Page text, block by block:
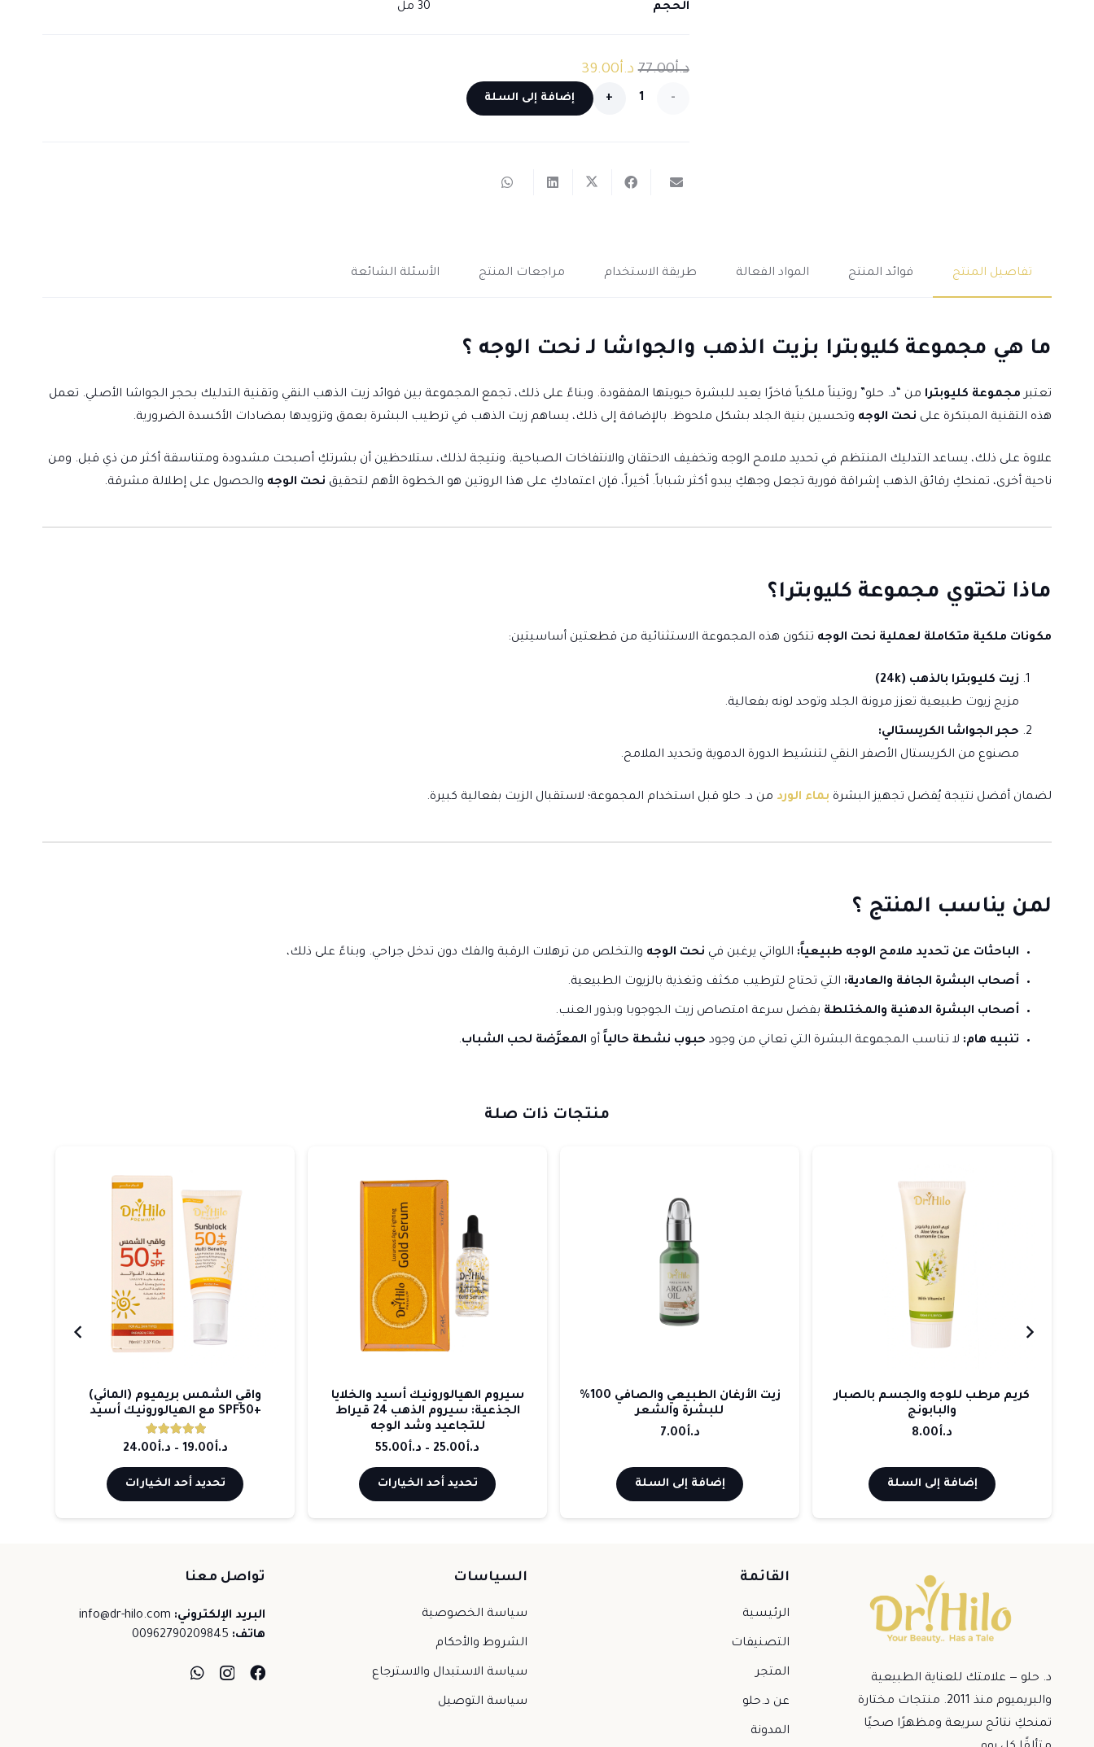
الحجم 30 مل
د.أ77.00 السعر
الأصلي
د.أ39.00
الحالي
هو:
كمية إضافة إلى السلة
تفاصيل المنتج فوائد المنتج المواد الفعالة طريقة الاستخدام مراجعات المنتج الأسئلة الشائعة
ما هي مجموعة كليوبترا بزيت الذهب والجواشا لـ نحت الوجه ؟
تعتبر مجموعة كليوبترا من “د. حلو” روتيناً ملكياً فاخرًا يعيد للبشرة حيويتها المفقودة. وبناءً على ذلك، تجمع المجموعة بين فوائد زيت الذهب النقي وتقنية التدليك بحجر الجواشا الأصلي. تعمل
هذه التقنية المبتكرة على نحت الوجه وتحسين بنية الجلد بشكل ملحوظ. بالإضافة إلى ذلك، يساهم زيت الذهب في ترطيب البشرة بعمق وتزويدها بمضادات الأكسدة الضرورية.
علاوة على ذلك، يساعد التدليك المنتظم في تحديد ملامح الوجه وتخفيف الاحتقان والانتفاخات الصباحية. ونتيجة لذلك، ستلاحظين أن بشرتكِ أصبحت مشدودة ومتناسقة أكثر من ذي قبل. ومن
ناحية أخرى، تمنحكِ رقائق الذهب إشراقة فورية تجعل وجهكِ يبدو أكثر شباباً. أخيراً، فإن اعتمادكِ على هذا الروتين هو الخطوة الأهم لتحقيق نحت الوجه والحصول على إطلالة مشرقة.
ماذا تحتوي مجموعة كليوبترا؟
مكونات ملكية متكاملة لعملية نحت الوجه تتكون هذه المجموعة الاستثنائية من قطعتين أساسيتين:
زيت كليوبترا بالذهب (24k)
مزيج زيوت طبيعية تعزز مرونة الجلد وتوحد لونه بفعالية.
حجر الجواشا الكريستالي:
مصنوع من الكريستال الأصفر النقي لتنشيط الدورة الدموية وتحديد الملامح.
لضمان أفضل نتيجة يُفضل تجهيز البشرة بماء الورد من د. حلو قبل استخدام المجموعة؛ لاستقبال الزيت بفعالية كبيرة.
لمن يناسب المنتج ؟
الباحثات عن تحديد ملامح الوجه طبيعياً: اللواتي يرغبن في نحت الوجه والتخلص من ترهلات الرقبة والفك دون تدخل جراحي. وبناءً على ذلك،
أصحاب البشرة الجافة والعادية: التي تحتاج لترطيب مكثف وتغذية بالزيوت الطبيعية.
أصحاب البشرة الدهنية والمختلطة بفضل سرعة امتصاص زيت الجوجوبا وبذور العنب.
تنبيه هام: لا تناسب المجموعة البشرة التي تعاني من وجود حبوب نشطة حالياً أو المعرَّضة لحب الشباب.
منتجات ذات صلة
للوجه والجسم بالصبار
إضافة إلى السلة
زيت الأرغان الطبيعي والصافي 100%
إضافة إلى السلة
سيروم الهيالورونيك أسيد والخلايا
الجذعية: سيروم الذهب 24 قيراط
للتجاعيد وشد الوجه
55.00نطاق
السعر:
⁦د.أ25.00⁩
تحديد أحد الخيارات
هناك
العديد
من
المنتج.
يمكن
على
واقي الشمس بريميوم (المائي)
+SPF50 مع الهيالورونيك أسيد
5.00من 5
24.00نطاق
السعر:
⁦د.أ19.00⁩
تحديد أحد الخيارات
هناك
العديد
من
المختلفة
المنتج.
يمكن
الخيارات
كريم كولاكيوت مع
د. حلو — علامتك للعناية الطبيعية
والبريميوم منذ 2011. منتجات مختارة
تمنحكِ نتائج سريعة ومظهرًا صحيًا
القائمة
الرئيسية
التصنيفات
المتجر
عن د.حلو
المدونة
السياسات
سياسة الخصوصية
الشروط والأحكام
سياسة الاستبدال والاسترجاع
سياسة التوصيل
تواصل معنا
البريد الإلكتروني: info@dr-hilo.com
هاتف: 00962790209845